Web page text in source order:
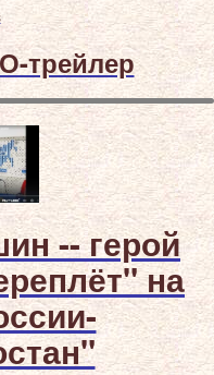
трейлер
-- герой
на